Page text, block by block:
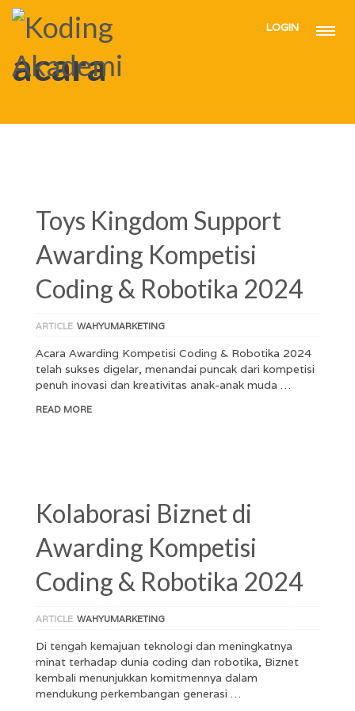
LOGIN
HOME ACARA
acara
Toys Kingdom Support
Awarding Kompetisi
Coding & Robotika 2024
ARTICLE WAHYUMARKETING
Acara Awarding Kompetisi Coding & Robotika 2024
telah sukses digelar, menandai puncak dari kompetisi
penuh inovasi dan kreativitas anak-anak muda …
READ MORE
Kolaborasi Biznet di
Awarding Kompetisi
Coding & Robotika 2024
ARTICLE WAHYUMARKETING
Di tengah kemajuan teknologi dan meningkatnya
minat terhadap dunia coding dan robotika, Biznet
kembali menunjukkan komitmennya dalam
mendukung perkembangan generasi …